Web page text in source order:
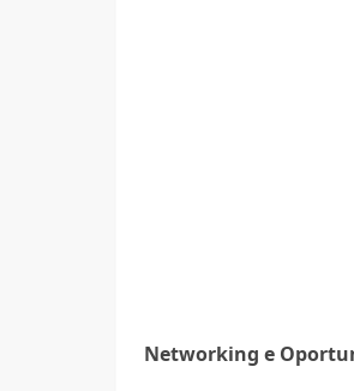
Networking e